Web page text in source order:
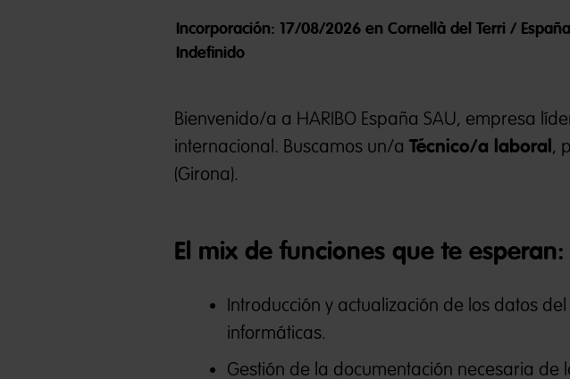
Incorporación: 17/08/2026 en Cornellà del Terri / España
Indefinido
Bienvenido/a a HARIBO España SAU, empresa
internacional. Buscamos un/aTécnico/a laboral,
(Girona).
El mix de funciones que te esperan:
Introducción y actualización de los datos
informáticas.
Gestión de la documentación necesaria de